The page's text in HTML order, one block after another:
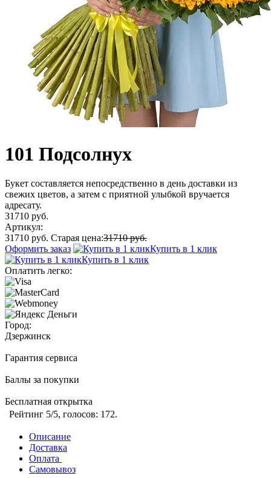
101 Подсолнух
Букет составляется непосредственно в день доставки из
свежих цветов, а затем с приятной улыбкой вручается
адресату.
31710 руб.
Артикул:
31710 руб. Старая цена:31710 руб.
Оформить заказ
Купить в 1 клик
Купить в 1 клик
Оплатить легко:
Город:
Дзержинск
Гарантия сервиса
Баллы за покупки
Бесплатная открытка
Рейтинг 5/5, голосов: 172.
Описание
Доставка
Оплата
Самовывоз